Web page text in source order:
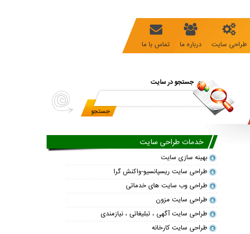
طراحی سایت درباره ما تماس با ما
جستجو در سایت
خدمات طراحی سایت
بهینه سازی سایت
طراحی سایت ریسپانسیو-واکنش گرا
طراحی وب سایت های خدماتی
طراحی سایت مزون
طراحی سایت آگهی ، تبلیغاتی ، نیازمندی
طراحی سایت کارخانه